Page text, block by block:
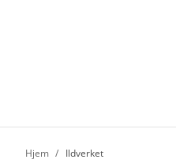
Hjem Ildverket